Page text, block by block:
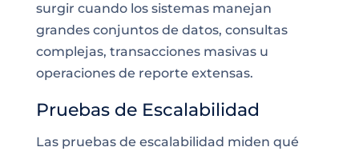
surgir cuando los sistemas manejan
grandes conjuntos de datos, consultas
complejas, transacciones masivas u
operaciones de reporte extensas.
Pruebas de Escalabilidad
Las pruebas de escalabilidad miden qué